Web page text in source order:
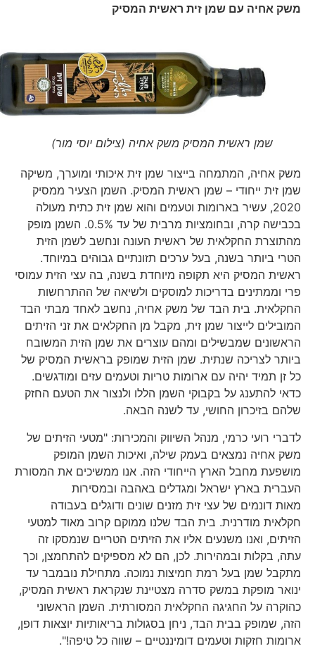
משק אחיה עם שמן זית ראשית המסיק
שמן ראשית המסיק משק אחיה (צילום יוסי מור)
משק אחיה, המתמחה בייצור שמן זית איכותי ומוערך, משיקה
שמן זית ייחודי – שמן ראשית המסיק. השמן הצעיר ממסיק
2020, עשיר בארומות וטעמים והוא שמן זית כתית מעולה
בכבישה קרה, ובחומציות מרבית של עד 0.5%. השמן מופק
מהתוצרת החקלאית של ראשית העונה ונחשב לשמן הזית
הטרי ביותר בשנה, בעל ערכים תזונתיים גבוהים במיוחד.
ראשית המסיק היא תקופה מיוחדת בשנה, בה עצי הזית עמוסי
פרי וממתינים בדריכות למוסקים ולשיאה של ההתרחשות
החקלאית. בית הבד של משק אחיה, נחשב לאחד מבתי הבד
המובילים לייצור שמן זית, מקבל מן החקלאים את זני הזיתים
הראשונים שמבשילים ומהם עוצרים את שמן הזית המשובח
ביותר לצריכה שנתית. שמן הזית שמופק בראשית המסיק של
כל זן תמיד יהיה עם ארומות טריות וטעמים עזים ומודגשים.
כדאי להתענג על בקבוקי השמן הללו ולנצור את הטעם החזק
שלהם בזיכרון החושי, עד לשנה הבאה.
לדברי רועי כרמי, מנהל השיווק והמכירות: "מטעי הזיתים של
משק אחיה נמצאים בעמק שילה, ואיכות השמן המופק
מושפעת מחבל הארץ הייחודי הזה. אנו ממשיכים את המסורת
העברית בארץ ישראל ומגדלים באהבה ובמסירות
מאות דונמים של עצי זית מזנים שונים ודוגלים בעבודה
חקלאית מודרנית. בית הבד שלנו ממוקם קרוב מאוד למטעי
הזיתים, ואנו משנעים אליו את הזיתים הטריים שנמסקו זה
עתה, בקלות ובמהירות. לכן, הם לא מספיקים להתחמצן, וכך
מתקבל שמן בעל רמת חמיצות נמוכה. מתחילת נובמבר עד
ינואר מופקת במשק סדרה מצטיינת שנקראת ראשית המסיק,
כהוקרה על החגיגה החקלאית המסורתית. השמן הראשוני
הזה, שמופק בבית הבד, ניחן בסגולות בריאותיות יוצאות דופן,
ארומות חזקות וטעמים דומיננטיים – שווה כל טיפה!".